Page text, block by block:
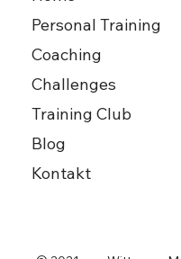
Personal Training
Coaching
Challenges
Training Club
Blog
Kontakt